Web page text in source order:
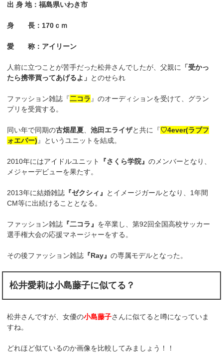
出 身 地：福島県いわき市
身 長：170ｃｍ
愛 称：アイリーン
人前に立つことが苦手だった松井さんでしたが、父親に 「受かっ
たら携帯買ってあげるよ」 とのせられ
ファッション雑誌『二コラ 』のオーディションを受けて、グラン
プリを受賞する。
同い年で同期の古畑星夏、池田エライザと共に『♡4ever(ラブフ
ォエバー)』というユニットを結成。
2010年にはアイドルユニット 『さくら学院』のメンバーとなり、
メジャーデビューを果たす。
2013年に結婚雑誌 『ゼクシィ』 とイメージガールとなり、1年間
CM等に出続けることとなる。
ファッション雑誌 『二コラ』 を卒業し、第92回全国高校サッカー
選手権大会の応援マネージャーをする。
その後ファッション雑誌 『Ray』の専属モデルとなった。
松井愛莉は小島藤子に似てる？
松井さんですが、女優の小島藤子さんに似てると噂になっていま
すね。
どれほど似ているのか画像を比較してみましょう！！